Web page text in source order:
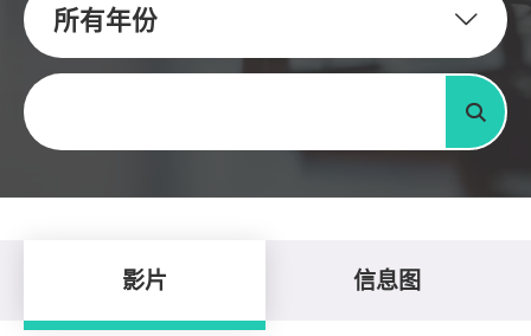
所有年份
关键字
搜寻
影片 信息图